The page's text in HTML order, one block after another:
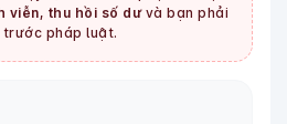
viễn, thu hồi số dưvà bạn phải
pháp luật.